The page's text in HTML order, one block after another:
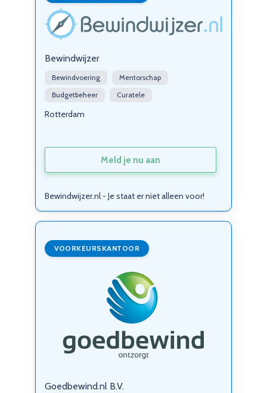
Bewindwijzer
Bewindvoering
Mentorschap
Budgetbeheer
Curatele
Rotterdam
Meld je nu aan
Bewindwijzer.nl - Je staat er niet alleen voor!
VOORKEURSKANTOOR
Goedbewind.nl B.V.